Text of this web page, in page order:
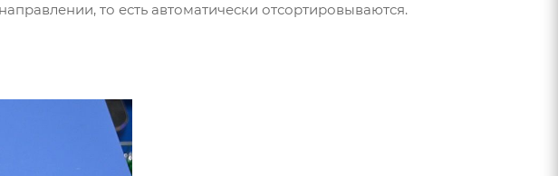
то есть автоматически отсортировываются.